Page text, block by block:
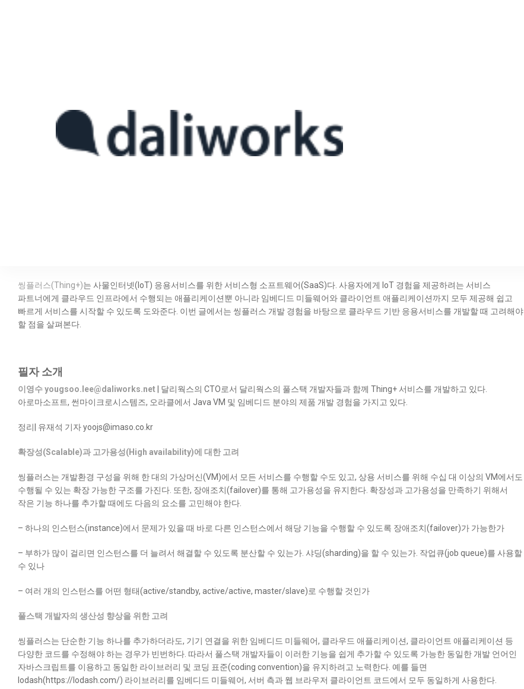
씽플러스(Thing+)는 사물인터넷(IoT) 응용서비스를 위한 서비스형 소프트웨어(SaaS)다. 사용자에게 IoT 경험을 제공하려는 서비스
파트너에게 클라우드 인프라에서 수행되는 애플리케이션뿐 아니라 임베디드 미들웨어와 클라이언트 애플리케이션까지 모두 제공해 쉽고
빠르게 서비스를 시작할 수 있도록 도와준다. 이번 글에서는 씽플러스 개발 경험을 바탕으로 클라우드 기반 응용서비스를 개발할 때 고려해야
할 점을 살펴본다.
필자 소개
이영수 yougsoo.lee@daliworks.net | 달리웍스의 CTO로서 달리웍스의 풀스택 개발자들과 함께 Thing+ 서비스를 개발하고 있다.
아로마소프트, 썬마이크로시스템즈, 오라클에서 Java VM 및 임베디드 분야의 제품 개발 경험을 가지고 있다.
정리| 유재석 기자 yoojs@imaso.co.kr
확장성(Scalable)과 고가용성(High availability)에 대한 고려
씽플러스는 개발환경 구성을 위해 한 대의 가상머신(VM)에서 모든 서비스를 수행할 수도 있고, 상용 서비스를 위해 수십 대 이상의 VM에서도
수행될 수 있는 확장 가능한 구조를 가진다. 또한, 장애조치(failover)를 통해 고가용성을 유지한다. 확장성과 고가용성을 만족하기 위해서
작은 기능 하나를 추가할 때에도 다음의 요소를 고민해야 한다.
– 하나의 인스턴스(instance)에서 문제가 있을 때 바로 다른 인스턴스에서 해당 기능을 수행할 수 있도록 장애조치(failover)가 가능한가
– 부하가 많이 걸리면 인스턴스를 더 늘려서 해결할 수 있도록 분산할 수 있는가. 샤딩(sharding)을 할 수 있는가. 작업큐(job queue)를 사용할
수 있나
– 여러 개의 인스턴스를 어떤 형태(active/standby, active/active, master/slave)로 수행할 것인가
풀스택 개발자의 생산성 향상을 위한 고려
씽플러스는 단순한 기능 하나를 추가하더라도, 기기 연결을 위한 임베디드 미들웨어, 클라우드 애플리케이션, 클라이언트 애플리케이션 등
다양한 코드를 수정해야 하는 경우가 빈번하다. 따라서 풀스택 개발자들이 이러한 기능을 쉽게 추가할 수 있도록 가능한 동일한 개발 언어인
자바스크립트를 이용하고 동일한 라이브러리 및 코딩 표준(coding convention)을 유지하려고 노력한다. 예를 들면
lodash(https://lodash.com/) 라이브러리를 임베디드 미들웨어, 서버 측과 웹 브라우저 클라이언트 코드에서 모두 동일하게 사용한다.